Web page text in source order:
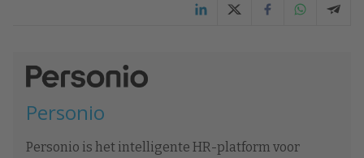
Personio
Personio is het intelligente HR-platform voor